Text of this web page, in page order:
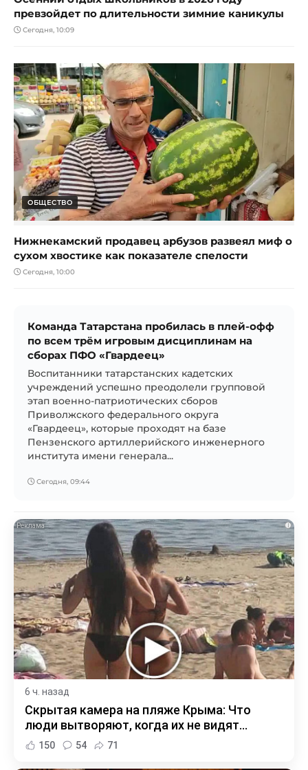
превзойдет по длительности зимние каникулы
Сегодня, 10:09
ОБЩЕСТВО
Нижнекамский продавец арбузов развеял миф о
сухом хвостике как показателе спелости
Сегодня, 10:00
Команда Татарстана пробилась в плей-офф
по всем трём игровым дисциплинам на
сборах ПФО «Гвардеец»
Воспитанники татарстанских кадетских
учреждений успешно преодолели групповой
этап военно-патриотических сборов
Приволжского федерального округа
«Гвардеец», которые проходят на базе
Пензенского артиллерийского инженерного
института имени генерала...
Сегодня, 09:44
i
6 ч. назад
Скрытая камера на пляже Крыма: Что
люди вытворяют, когда их не видят...
150 54 71